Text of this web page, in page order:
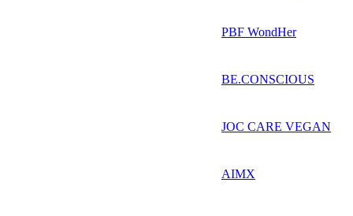
PBF WondHer
BE.CONSCIOUS
JOC CARE VEGAN
AIMX